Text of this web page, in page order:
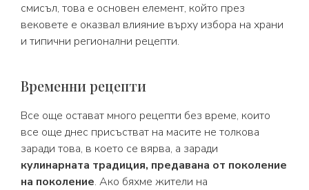
смисъл, това е основен елемент, който през
вековете е оказвал влияние върху избора на храни
и типични регионални рецепти.
Временни рецепти
Все още остават много рецепти без време, които
все още днес присъстват на масите не толкова
заради това, в което се вярва, а заради
кулинарната традиция, предавана от поколение
на поколение. Ако бяхме жители на